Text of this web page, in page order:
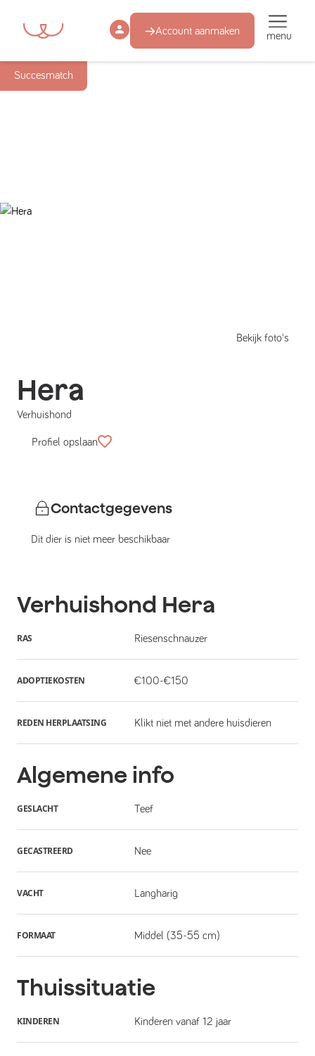
Account aanmaken menu
Succesmatch
Bekijk foto's
Hera
Verhuishond
Profiel opslaan
Contactgegevens
Dit dier is niet meer beschikbaar
Verhuishond Hera
RAS Riesenschnauzer
ADOPTIEKOSTEN €100-€150
REDEN HERPLAATSING Klikt niet met andere huisdieren
Algemene info
GESLACHT Teef
GECASTREERD Nee
VACHT Langharig
FORMAAT Middel (35-55 cm)
Thuissituatie
KINDEREN Kinderen vanaf 12 jaar